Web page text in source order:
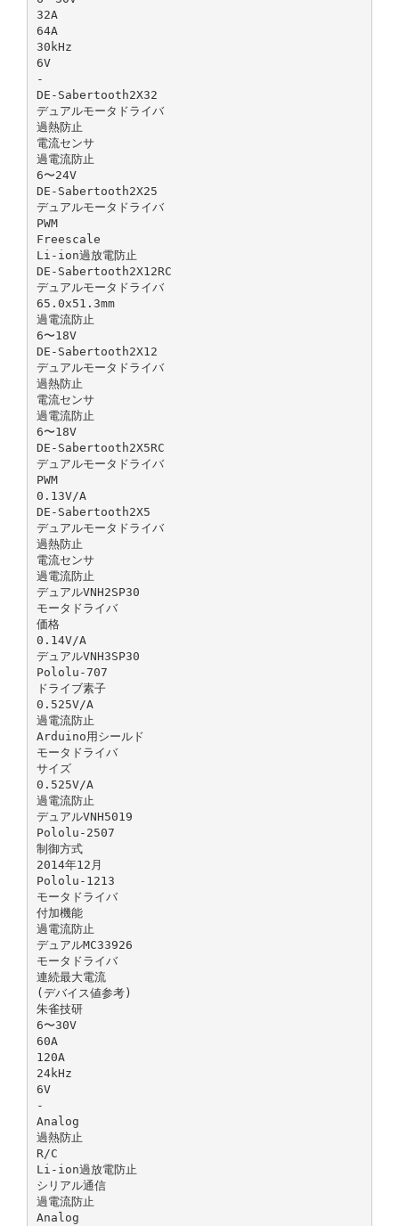
32A
64A
30kHz
6V
-
DE-Sabertooth2X32
デュアルモータドライバ
過熱防⽌
電流センサ
過電流防⽌
6〜24V
DE-Sabertooth2X25
デュアルモータドライバ
PWM
Freescale
Li-ion過放電防⽌
DE-Sabertooth2X12RC
デュアルモータドライバ
65.0x51.3mm
過電流防⽌
6〜18V
DE-Sabertooth2X12
デュアルモータドライバ
過熱防⽌
電流センサ
過電流防⽌
6〜18V
DE-Sabertooth2X5RC
デュアルモータドライバ
PWM
0.13V/A
DE-Sabertooth2X5
デュアルモータドライバ
過熱防⽌
電流センサ
過電流防⽌
デュアルVNH2SP30
モータドライバ
価格
0.14V/A
デュアルVNH3SP30
Pololu-707
ドライブ素⼦
0.525V/A
過電流防⽌
Arduino⽤シールド
モータドライバ
サイズ
0.525V/A
過電流防⽌
デュアルVNH5019
Pololu-2507
制御⽅式
2014年12⽉
Pololu-1213
モータドライバ
付加機能
過電流防⽌
デュアルMC33926
モータドライバ
連続最⼤電流
(デバイス値参考)
朱雀技研
6〜30V
60A
120A
24kHz
6V
-
Analog
過熱防⽌
R/C
Li-ion過放電防⽌
シリアル通信
過電流防⽌
Analog